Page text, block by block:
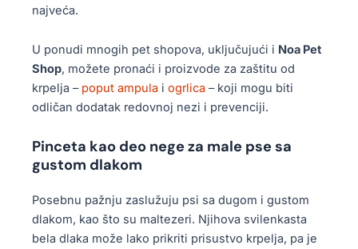
najveća.
U ponudi mnogih pet shopova, uključujući i Noa Pet
Shop, možete pronaći i proizvode za zaštitu od
krpelja – poput ampula iogrlica – koji mogu biti
odličan dodatak redovnoj nezi i prevenciji.
Pinceta kao deo nege za male pse sa
gustom dlakom
Posebnu pažnju zaslužuju psi sa dugom i gustom
dlakom, kao što su maltezeri. Njihova svilenkasta
bela dlaka može lako prikriti prisustvo krpelja, pa je